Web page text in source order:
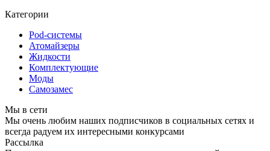
Категории
Pod-системы
Атомайзеры
Жидкости
Комплектующие
Моды
Самозамес
Мы в сети
Мы очень любим наших подписчиков в социальных сетях и
всегда радуем их интересными конкурсами
Рассылка